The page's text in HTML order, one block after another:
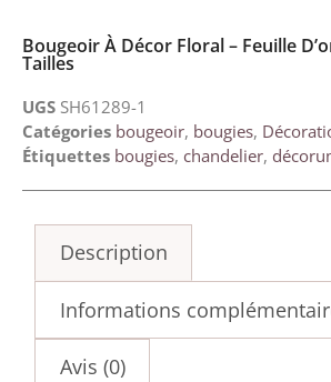
Bougeoir À Décor Floral – Feuille
Tailles
UGS SH61289-1
Catégories bougeoir, bougies,
Étiquettes bougies, chandelier,
Description
Informations
Avis (0)